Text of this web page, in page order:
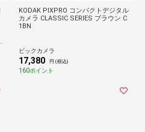
KODAK PIXPRO コンパクトデジタル
カメラ CLASSIC SERIES ブラウン C
1BN
ビックカメラ
17,380 円 (税込)
160ポイント